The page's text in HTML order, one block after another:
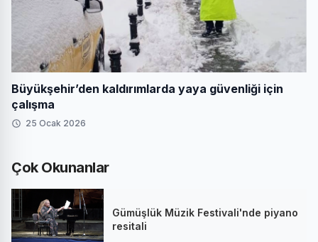
Büyükşehir’den kaldırımlarda yaya güvenliği için
çalışma
25 Ocak 2026
Çok Okunanlar
Gümüşlük Müzik Festivali'nde piyano
resitali